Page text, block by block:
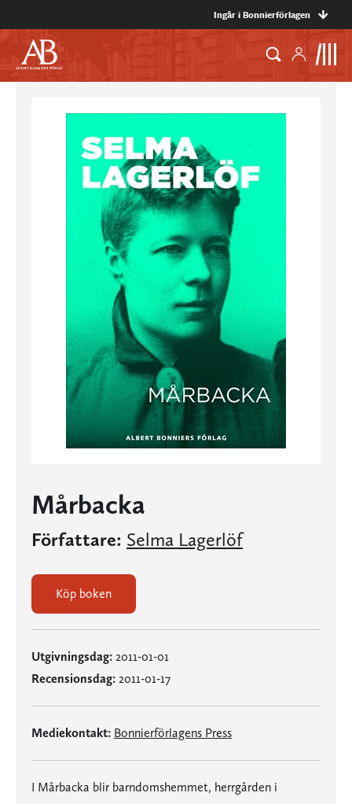
Ingår i Bonnierförlagen
Mårbacka
Författare: Selma Lagerlöf
Köp boken
Utgivningsdag: 2011-01-01
Recensionsdag: 2011-01-17
Mediekontakt: Bonnierförlagens Press
I Mårbacka blir barndomshemmet, herrgården i